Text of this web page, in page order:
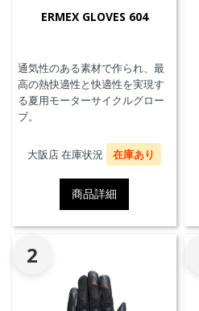
ERMEX GLOVES 604
通気性のある素材で作られ、最
高の熱快適性と快適性を実現す
る夏用モーターサイクルグロー
ブ。
大阪店 在庫状況 在庫あり
商品詳細
2